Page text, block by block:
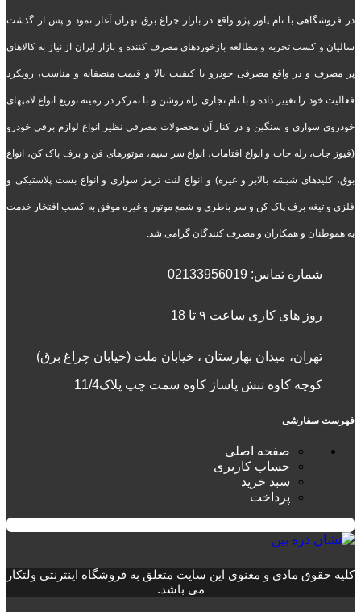
در فروشگاهی با نام پاور پژو واقع در بازار چراغ برق تهران آغاز نمود و پس از گذشت
سالیان و کسب تجربه و مطالعه بازخوردهای مصرف کننده و بازار ایران از نیاز به کالاهای
پر مصرف و در واقع مصرفی خودرو با کیفیت بالا و قیمت منصفانه و مناسب، رویکرد
فعالیت خود را تغییر داده و با نام تجاری راه روشن و با تمرکز در زمینه توزیع انواع لامپهای
خودروی سواری و سنگین و در کنار آن محصولات مصرفی نظیر انواع لوازم برقی خودرو
(فیوز جات، رله جات و انواع افتامات، انواع سر سیم، موتورهای فن و برف پاک کن، انواع
بوق، کلیدهای شیشه بالابر و غیره) و انواع لنت ترمز سواری و انواع بست پلاستیکی و
فلزی و تیغه برف پاک کن و سر باطری و شمع موتور و غیره موفق به کسب افتخار خدمت
به هموطنان و همکاران و مصرف کنندگان گرامی شد.
شماره تماس: 02133956019
روز های کاری ساعت ۹ تا 18
تهران، میدان بهارستان ، خیابان ملت (خیابان چراغ برق)
کوچه کاوه نبش پاساژ کاوه سمت چپ پلاک11/4
فهرست سفارشی
صفحه اصلی
حساب کاربری
سبد خرید
پرداخت
کلیه حقوق مادی و معنوی این سایت متعلق به فروشگاه اینترنتی ولتکار
می باشد.